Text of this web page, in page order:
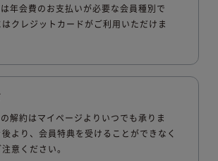
年会費のお支払いが必要な会員種別で
クレジットカードがご利用いただけま
解約はマイページよりいつでも承りま
より、会員特典を受けることができなく
意ください。